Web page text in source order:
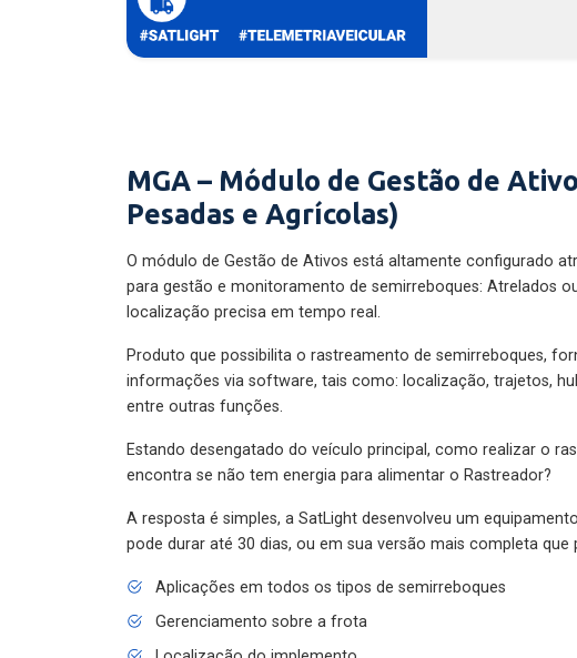
MGA – Módulo de Gestão de
Pesadas e Agrícolas)
O módulo de Gestão de Ativos está altamente configurado
para gestão e monitoramento de semirreboques: Atrelados
localização precisa em tempo real.
Produto que possibilita o rastreamento de semirreboques,
informações via software, tais como: localização, trajetos,
entre outras funções.
Estando desengatado do veículo principal, como realizar o
encontra se não tem energia para alimentar o Rastreador?
A resposta é simples, a SatLight desenvolveu um
pode durar até 30 dias, ou em sua versão mais completa que
Aplicações em todos os tipos de semirreboques
Gerenciamento sobre a frota
Localização do implemento